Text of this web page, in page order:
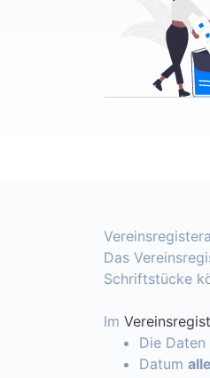
Das
Schriftstücke
Im
Die Daten
Datum